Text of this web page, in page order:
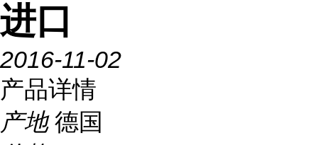
进口
2016-11-02
产品详情
产地 德国